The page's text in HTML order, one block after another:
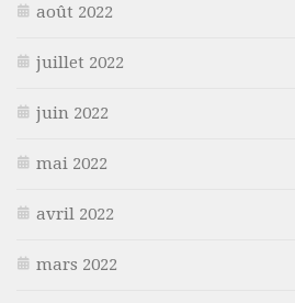
août 2022
juillet 2022
juin 2022
mai 2022
avril 2022
mars 2022